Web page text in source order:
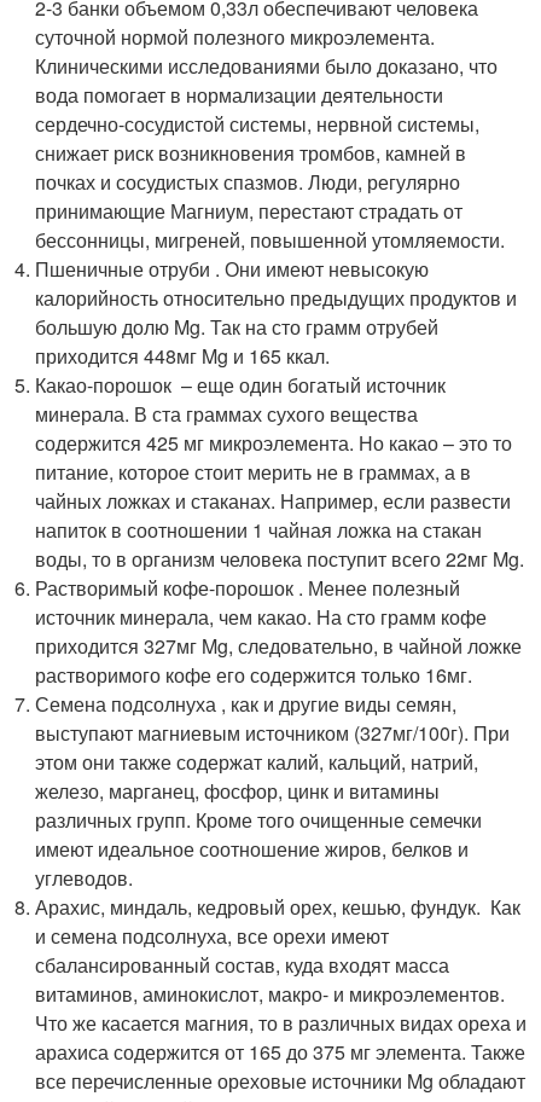
2-3 банки объемом 0,33л обеспечивают человека
суточной нормой полезного микроэлемента.
Клиническими исследованиями было доказано, что
вода помогает в нормализации деятельности
сердечно-сосудистой системы, нервной системы,
снижает риск возникновения тромбов, камней в
почках и сосудистых спазмов. Люди, регулярно
принимающие Магниум, перестают страдать от
бессонницы, мигреней, повышенной утомляемости.
Пшеничные отруби . Они имеют невысокую
калорийность относительно предыдущих продуктов и
большую долю Mg. Так на сто грамм отрубей
приходится 448мг Mg и 165 ккал.
Какао-порошок – еще один богатый источник
минерала. В ста граммах сухого вещества
содержится 425 мг микроэлемента. Но какао – это то
питание, которое стоит мерить не в граммах, а в
чайных ложках и стаканах. Например, если развести
напиток в соотношении 1 чайная ложка на стакан
воды, то в организм человека поступит всего 22мг Mg.
Растворимый кофе-порошок . Менее полезный
источник минерала, чем какао. На сто грамм кофе
приходится 327мг Mg, следовательно, в чайной ложке
растворимого кофе его содержится только 16мг.
Семена подсолнуха , как и другие виды семян,
выступают магниевым источником (327мг/100г). При
этом они также содержат калий, кальций, натрий,
железо, марганец, фосфор, цинк и витамины
различных групп. Кроме того очищенные семечки
имеют идеальное соотношение жиров, белков и
углеводов.
Арахис, миндаль, кедровый орех, кешью, фундук. Как
и семена подсолнуха, все орехи имеют
сбалансированный состав, куда входят масса
витаминов, аминокислот, макро- и микроэлементов.
Что же касается магния, то в различных видах ореха и
арахиса содержится от 165 до 375 мг элемента. Также
все перечисленные ореховые источники Mg обладают